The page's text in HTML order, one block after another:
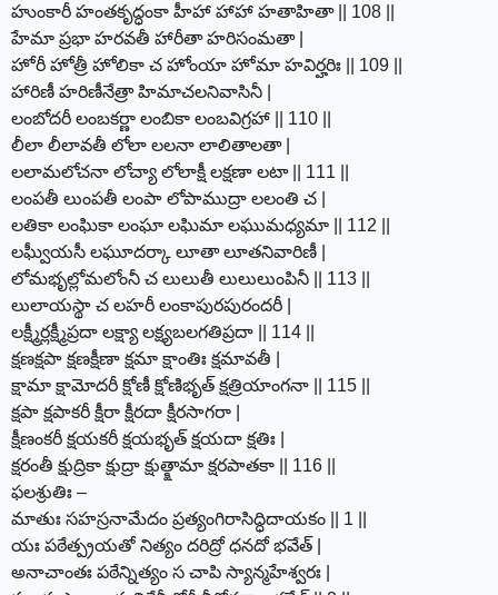
హుంకారీ హంతకృద్ధంకా హీహా హాహా హతాహితా || 108 ||
హేమా ప్రభా హరవతీ హారీతా హరిసంమతా |
హోరీ హోత్రీ హోలికా చ హోంయా హోమా హవిర్హరిః || 109 ||
హారిణీ హరిణీనేత్రా హిమాచలనివాసినీ |
లంబోదరీ లంబకర్ణా లంబికా లంబవిగ్రహా || 110 ||
లీలా లీలావతీ లోలా లలనా లాలితాలతా |
లలామలోచనా లోచ్యా లోలాక్షీ లక్షణా లటా || 111 ||
లంపతీ లుంపతీ లంపా లోపాముద్రా లలంతి చ |
లతికా లంఘికా లంఘా లఘిమా లఘుమధ్యమా || 112 ||
లఘ్వీయసీ లఘూదర్కా లూతా లూతనివారిణీ |
లోమభృల్లోమలోంనీ చ లులుతీ లులులుంపినీ || 113 ||
లులాయస్థా చ లహరీ లంకాపురపురందరీ |
లక్ష్మీర్లక్ష్మీప్రదా లక్ష్యా లక్ష్యబలగతిప్రదా || 114 ||
క్షణక్షపా క్షణక్షీణా క్షమా క్షాంతిః క్షమావతీ |
క్షామా క్షామోదరీ క్షోణీ క్షోణిభృత్ క్షత్రియాంగనా || 115 ||
క్షపా క్షపాకరీ క్షీరా క్షీరదా క్షీరసాగరా |
క్షీణంకరీ క్షయకరీ క్షయభృత్ క్షయదా క్షతిః |
క్షరంతీ క్షుద్రికా క్షుద్రా క్షుత్క్షామా క్షరపాతకా || 116 ||
ఫలశ్రుతిః –
మాతుః సహస్రనామేదం ప్రత్యంగిరాసిద్ధిదాయకం || 1 ||
యః పఠేత్ప్రయతో నిత్యం దరిద్రో ధనదో భవేత్ |
అనాచాంతః పఠేన్నిత్యం స చాపి స్యాన్మహేశ్వరః |